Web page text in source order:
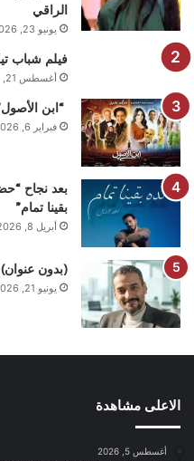
الراقي
يونيو 23, 2026
فيلم شباب تيك
أغسطس 21, 2019
“ابن
فبراير 6, 2026
بعد نجاح
بقينا تمام”
أبريل 8, 2026
(بدون عنوان)
يونيو 21, 2026
الاعلى مشاهدة
أغسطس 5, 2026